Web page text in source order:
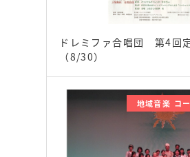
ドレミファ合唱団 第4回
（8/30）
地域音楽 コ